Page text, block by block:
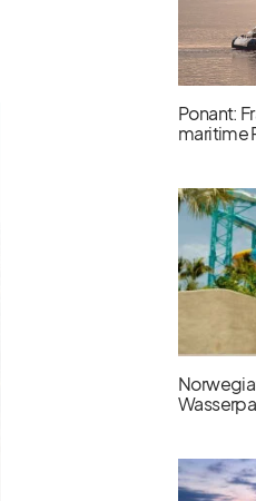
Ponant:
maritime